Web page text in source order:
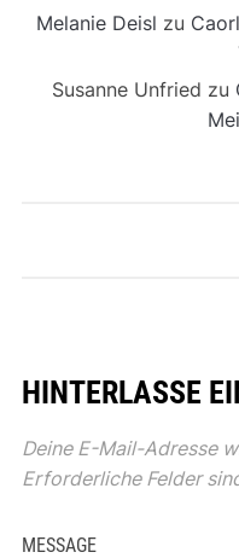
Melanie Deisl zu
Susanne Unfried zu
HINTERLASSE
Deine E-Mail-Adresse
Erforderliche Felder
MESSAGE